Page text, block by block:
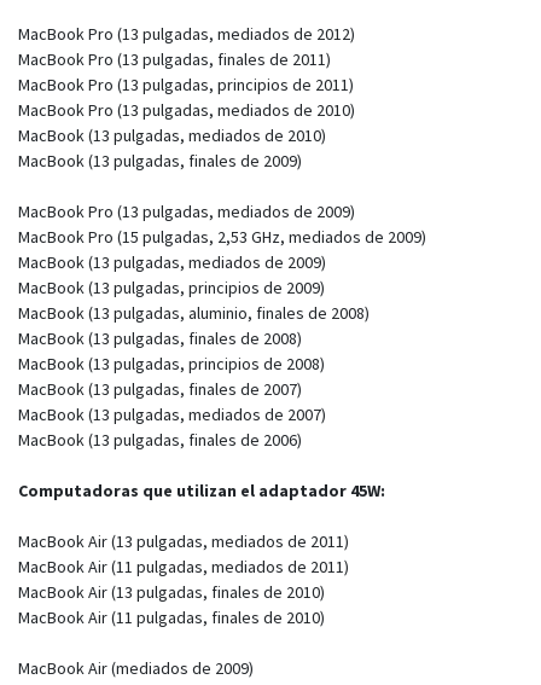
MacBook Pro (13 pulgadas, mediados de 2012)
MacBook Pro (13 pulgadas, finales de 2011)
MacBook Pro (13 pulgadas, principios de 2011)
MacBook Pro (13 pulgadas, mediados de 2010)
MacBook (13 pulgadas, mediados de 2010)
MacBook (13 pulgadas, finales de 2009)
MacBook Pro (13 pulgadas, mediados de 2009)
MacBook Pro (15 pulgadas, 2,53 GHz, mediados de 2009)
MacBook (13 pulgadas, mediados de 2009)
MacBook (13 pulgadas, principios de 2009)
MacBook (13 pulgadas, aluminio, finales de 2008)
MacBook (13 pulgadas, finales de 2008)
MacBook (13 pulgadas, principios de 2008)
MacBook (13 pulgadas, finales de 2007)
MacBook (13 pulgadas, mediados de 2007)
MacBook (13 pulgadas, finales de 2006)
Computadoras que utilizan el adaptador 45W:
MacBook Air (13 pulgadas, mediados de 2011)
MacBook Air (11 pulgadas, mediados de 2011)
MacBook Air (13 pulgadas, finales de 2010)
MacBook Air (11 pulgadas, finales de 2010)
MacBook Air (mediados de 2009)